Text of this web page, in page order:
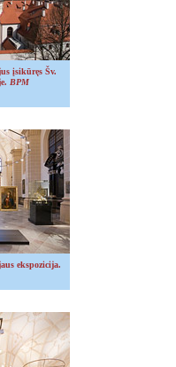
įsikūręs Šv.
BPM
ekspozicija.